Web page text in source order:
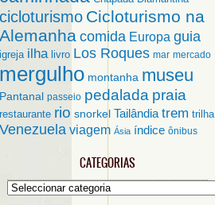
cicloturismo Cicloturismo na
Alemanha comida Europa guia
igreja ilha livro Los Roques mar mercado
mergulho montanha museu
Pantanal passeio pedalada praia
restaurante rio snorkel Tailândia trem trilha
Venezuela viagem Ásia índice ônibus
CATEGORIAS
Categorias